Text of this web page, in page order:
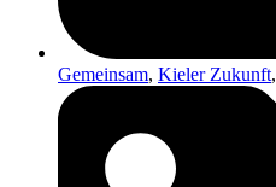
Gemeinsam, Kieler Zukunft,